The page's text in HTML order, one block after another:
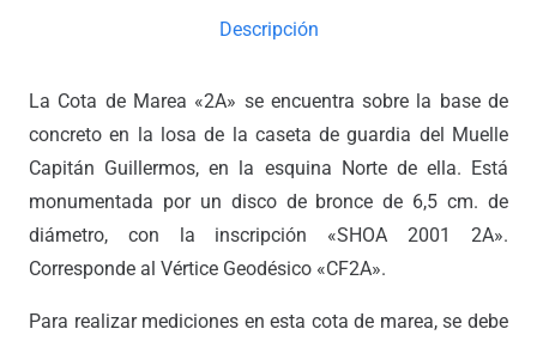
Descripción
La Cota de Marea «2A» se encuentra sobre la base de
concreto en la losa de la caseta de guardia del Muelle
Capitán Guillermos, en la esquina Norte de ella. Está
monumentada por un disco de bronce de 6,5 cm. de
diámetro, con la inscripción «SHOA 2001 2A».
Corresponde al Vértice Geodésico «CF2A».
Para realizar mediciones en esta cota de marea, se debe